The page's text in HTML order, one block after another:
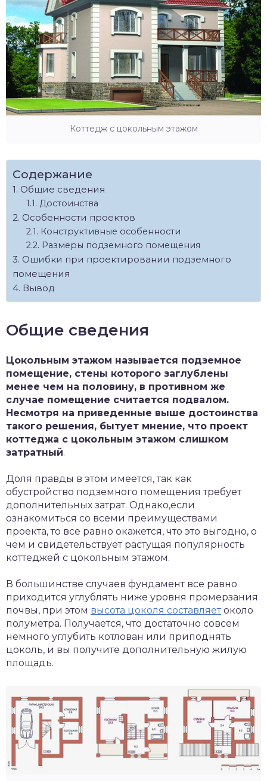
Коттедж с цокольным этажом
Содержание
Общие сведения
Достоинства
Особенности проектов
Конструктивные особенности
Размеры подземного помещения
Ошибки при проектировании подземного
помещения
Вывод
Общие сведения
Цокольным этажом называется подземное
помещение, стены которого заглублены
менее чем на половину, в противном же
случае помещение считается подвалом.
Несмотря на приведенные выше достоинства
такого решения, бытует мнение, что проект
коттеджа с цокольным этажом слишком
затратный.
Доля правды в этом имеется, так как
обустройство подземного помещения требует
дополнительных затрат. Однако,если
ознакомиться со всеми преимуществами
проекта, то все равно окажется, что это выгодно, о
чем и свидетельствует растущая популярность
коттеджей с цокольным этажом.
В большинстве случаев фундамент все равно
приходится углублять ниже уровня промерзания
почвы, при этом высота цоколя составляетоколо
полуметра. Получается, что достаточно совсем
немного углубить котлован или приподнять
цоколь, и вы получите дополнительную жилую
площадь.